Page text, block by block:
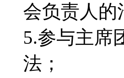
会负责人的
5.参与主席
法；